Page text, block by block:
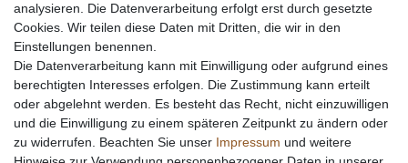
analysieren. Die Datenverarbeitung erfolgt erst durch gesetzte
Cookies. Wir teilen diese Daten mit Dritten, die wir in den
Einstellungen benennen.
Die Datenverarbeitung kann mit Einwilligung oder aufgrund eines
berechtigten Interesses erfolgen. Die Zustimmung kann erteilt
oder abgelehnt werden. Es besteht das Recht, nicht einzuwilligen
und die Einwilligung zu einem späteren Zeitpunkt zu ändern oder
zu widerrufen. Beachten Sie unser Impressum und weitere